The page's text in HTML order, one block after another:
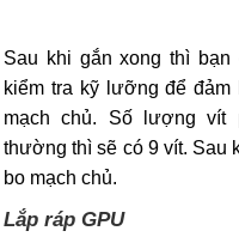
Sau khi gắn xong thì
kiểm tra kỹ lưỡng để
mạch chủ. Số lượng vít
thường thì sẽ có 9 vít. Sau
bo mạch chủ.
Lắp ráp GPU